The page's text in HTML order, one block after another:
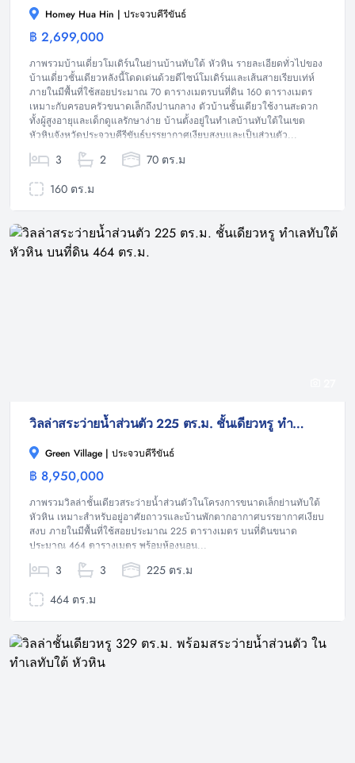
Homey Hua Hin | ประจวบคีรีขันธ์
฿ 2,699,000
ภาพรวมบ้านเดี่ยวโมเดิร์นในย่านบ้านทับใต้ หัวหิน รายละเอียดทั่วไปของ
บ้านเดี่ยวชั้นเดียวหลังนี้โดดเด่นด้วยดีไซน์โมเดิร์นและเส้นสายเรียบเท่ห์
ภายในมีพื้นที่ใช้สอยประมาณ 70 ตารางเมตรบนที่ดิน 160 ตารางเมตร
เหมาะกับครอบครัวขนาดเล็กถึงปานกลาง ตัวบ้านชั้นเดียวใช้งานสะดวก
ทั้งผู้สูงอายุและเด็กดูแลรักษาง่าย บ้านตั้งอยู่ในทำเลบ้านทับใต้ในเขต
หัวหินจังหวัดประจวบคีรีขันธ์บรรยากาศเงียบสงบและเป็นส่วนตัว...
3 2
70 ตร.ม
160 ตร.ม
วิลล่าสระว่ายน้ำส่วนตัว 225 ตร.ม. ชั้นเดียวหรู ทำเลทับใต้ หัวหิน บนที่ดิน 464 ตร.ม.
Green Village | ประจวบคีรีขันธ์
฿ 8,950,000
ภาพรวมวิลล่าชั้นเดียวสระว่ายน้ำส่วนตัวในโครงการขนาดเล็กย่านทับใต้
หัวหิน เหมาะสำหรับอยู่อาศัยถาวรและบ้านพักตากอากาศบรรยากาศเงียบ
สงบ ภายในมีพื้นที่ใช้สอยประมาณ 225 ตารางเมตร บนที่ดินขนาด
ประมาณ 464 ตารางเมตร พร้อมห้องนอน...
3 3
225 ตร.ม
464 ตร.ม